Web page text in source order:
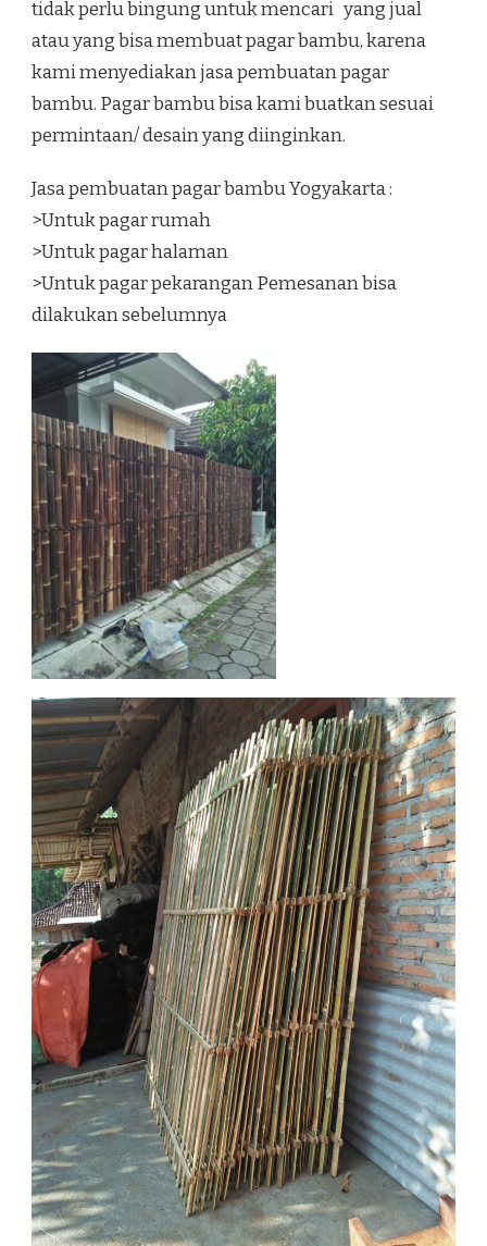
tidak perlu bingung untuk mencari yang jual
atau yang bisa membuat pagar bambu, karena
kami menyediakan jasa pembuatan pagar
bambu. Pagar bambu bisa kami buatkan sesuai
permintaan/ desain yang diinginkan.
Jasa pembuatan pagar bambu Yogyakarta :
>Untuk pagar rumah
>Untuk pagar halaman
>Untuk pagar pekarangan Pemesanan bisa
dilakukan sebelumnya